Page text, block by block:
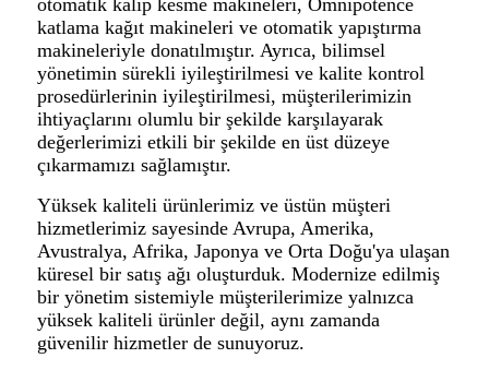
katlama kağıt makineleri ve otomatik yapıştırma
makineleriyle donatılmıştır. Ayrıca, bilimsel
yönetimin sürekli iyileştirilmesi ve kalite kontrol
prosedürlerinin iyileştirilmesi, müşterilerimizin
ihtiyaçlarını olumlu bir şekilde karşılayarak
değerlerimizi etkili bir şekilde en üst düzeye
çıkarmamızı sağlamıştır.
Yüksek kaliteli ürünlerimiz ve üstün müşteri
hizmetlerimiz sayesinde Avrupa, Amerika,
Avustralya, Afrika, Japonya ve Orta Doğu'ya ulaşan
küresel bir satış ağı oluşturduk. Modernize edilmiş
bir yönetim sistemiyle müşterilerimize yalnızca
yüksek kaliteli ürünler değil, aynı zamanda
güvenilir hizmetler de sunuyoruz.